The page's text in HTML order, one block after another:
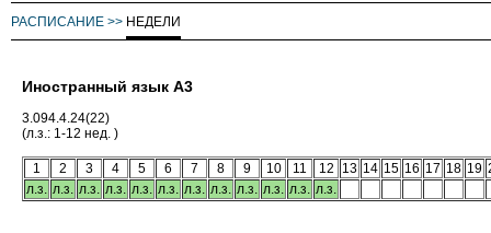
РАСПИСАНИЕ >> НЕДЕЛИ
Иностранный язык А3
3.094.4.24(22)
(л.з.: 1-12 нед. )
1 2 3 4 5 6 7 8 9 10 11 12 13 14 15 16 17 18 19
л.з. л.з. л.з. л.з. л.з. л.з. л.з. л.з. л.з. л.з. л.з. л.з.